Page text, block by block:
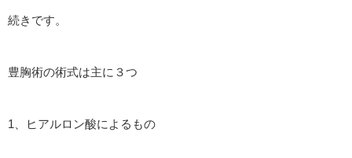
続きです。
豊胸術の術式は主に３つ
1、ヒアルロン酸によるもの